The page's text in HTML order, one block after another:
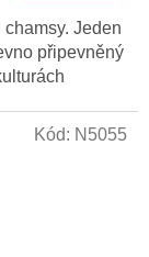
Jeden
připevněný
Kód: N5055